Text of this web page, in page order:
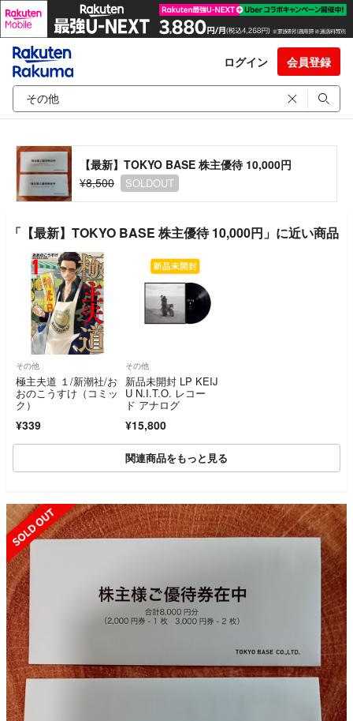
ログイン 会員登録
【最新】TOKYO BASE 株主優待 10,000円
¥8,500
SOLDOUT
「【最新】TOKYO BASE 株主優待 10,000円」に近い商品
その他
極主夫道 １/新潮社/お
おのこうすけ（コミッ
ク）
¥339
その他
新品未開封 LP KEIJ
U N.I.T.O. レコー
ド アナログ
¥15,800
関連商品をもっと見る
SOLD OUT